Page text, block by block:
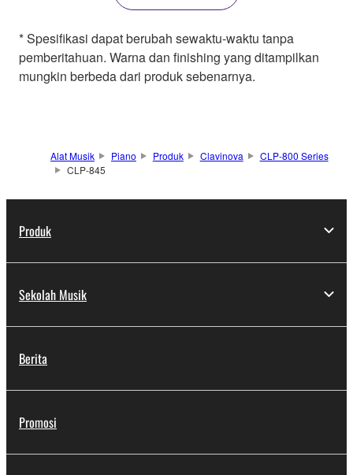
* Spesifikasi dapat berubah sewaktu-waktu tanpa
pemberitahuan. Warna dan finishing yang ditampilkan
mungkin berbeda dari produk sebenarnya.
Alat Musik Piano Produk Clavinova
CLP-800 Series
CLP-845
Produk
Sekolah Musik
Berita
Promosi